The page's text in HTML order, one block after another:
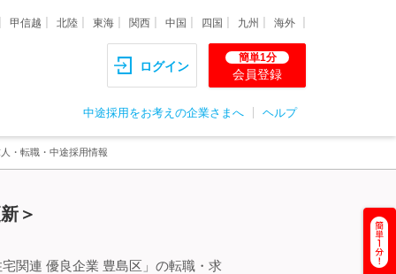
甲信越 北陸 東海 関西 中国 四国 九州 海外
ログイン
簡単1分
会員登録
中途採用をお考えの企業さまへ ヘルプ
・転職・中途採用情報
＞
関連 優良企業 豊島区」の転職・求